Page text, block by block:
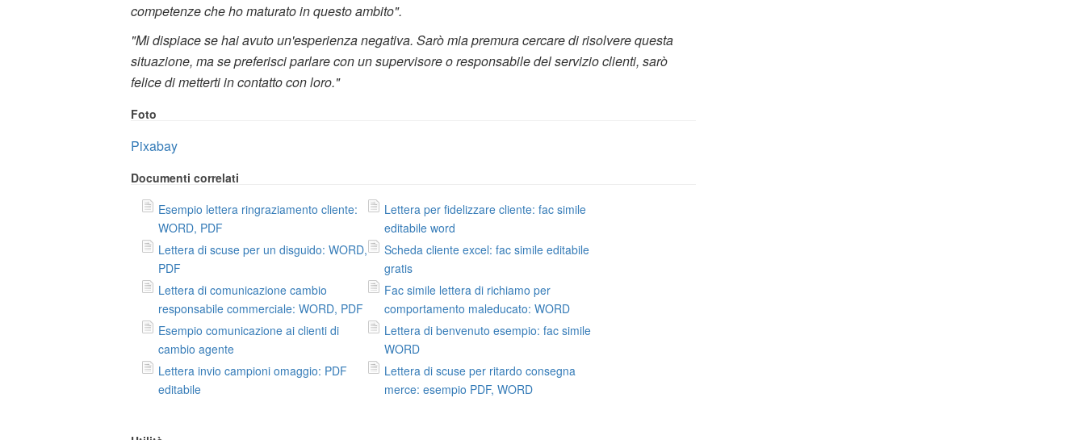
competenze che ho maturato in questo ambito".
"Mi dispiace se hai avuto un'esperienza negativa. Sarò mia premura cercare di risolvere questa
situazione, ma se preferisci parlare con un supervisore o responsabile del servizio clienti, sarò
felice di metterti in contatto con loro."
Foto
Pixabay
Documenti correlati
Esempio lettera ringraziamento cliente:
WORD, PDF
Lettera per fidelizzare cliente: fac simile
editabile word
Lettera di scuse per un disguido: WORD,
PDF
Scheda cliente excel: fac simile editabile
gratis
Lettera di comunicazione cambio
responsabile commerciale: WORD, PDF
Fac simile lettera di richiamo per
comportamento maleducato: WORD
Esempio comunicazione ai clienti di
cambio agente
Lettera di benvenuto esempio: fac simile
WORD
Lettera invio campioni omaggio: PDF
editabile
Lettera di scuse per ritardo consegna
merce: esempio PDF, WORD